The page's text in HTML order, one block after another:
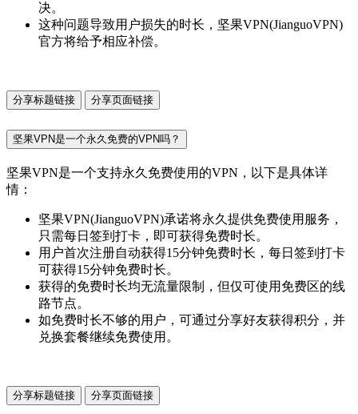
决。
这种问题导致用户损失的时长，坚果VPN(JianguoVPN)
官方将给予相应补偿。
分享标题链接 分享页面链接
坚果VPN是一个永久免费的VPN吗？
坚果VPN是一个支持永久免费使用的VPN，以下是具体详
情：
坚果VPN(JianguoVPN)承诺将永久提供免费使用服务，
只需每日签到打卡，即可获得免费时长。
用户首次注册自动获得15分钟免费时长，每日签到打卡
可获得15分钟免费时长。
获得的免费时长均无流量限制，但仅可使用免费区的线
路节点。
如免费时长不够的用户，可通过分享好友获得积分，并
兑换套餐继续免费使用。
分享标题链接 分享页面链接